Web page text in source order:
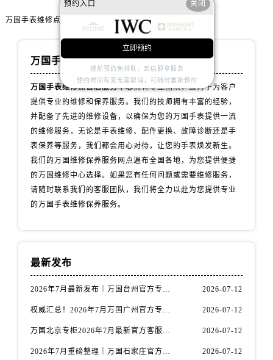
内蒙古自治区呼伦贝尔市海拉尔区中央街万国售后服务中心（需提前预约）
山西省忻州市忻府区和平东街与七一南路交叉口万国售后服务中心（需提前预约）
山西省太原市迎泽区迎泽街道解放路15号亨得利名表维修授权店3楼万国售后服务中心（需提前预约）
天津市和平区赤峰道136号天津国际金融中心26层2603室万国售后服务中心（需提前预约）
万国手表维修点售后服务中心
万国手表维修服务中心
万国手表维修点售后服务中心拥有专业团队，致力于为客户
提供专业的维修和保养服务。我们的技师拥有丰富的经验，
并配备了先进的维修设备，以确保为您的万国手表提供一流
的维修服务，无论是手表维修、配件更换、故障诊断还是手
表保养等服务，我们都会用心对待，让您的手表焕发新生。
我们的万国维修保养服务网点遍布全国各地，为您提供便捷
的万国维修中心选择。如果您有任何问题或需要维修服务，
请随时联系我们的客服团队，我们将全力以赴为您提供专业
的万国手表维修保养服务。
最新发布
2026年7月最新发布｜万国台州官方专柜客户服务热线与专柜信息攻略 2026-07-12
权威汇总！2026年7月万国广州官方专柜客户服务电话及门店名录 2026-07-12
万国北京专柜2026年7月最新官方客服热线｜门店信息及服务攻略发布 2026-07-12
2026年7月重磅整理｜万国石家庄官方专柜服务电话&客户服务中心公告 2026-07-12
预约入口 关闭
立即预约
提前预约免排队，到店即享服务
预约时间有变无需取消，可随时重新预约